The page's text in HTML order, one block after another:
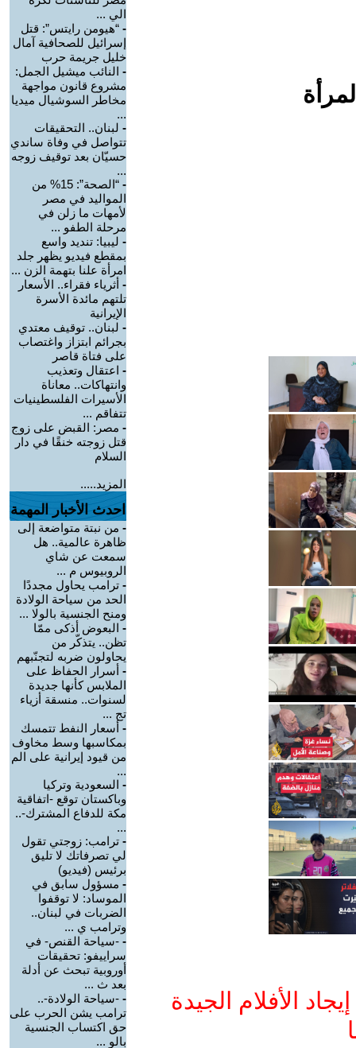
الأفلام الجيدة
الي ...
- “هيومن رايتس”: قتل
إسرائيل للصحافية آمال
خليل جريمة حرب
- النائب ميشيل الجمل:
مشروع قانون مواجهة
مخاطر السوشيال ميديا
...
- لبنان.. التحقيقات
تتواصل في وفاة ساندي
حسيّان بعد توقيف زوجه
...
-
“الصحة”: 15% من
المواليد في مصر
لأمهات ما زلن في
مرحلة الطفو ...
- ليبيا: تنديد واسع
بمقطع فيديو يظهر جلد
امرأة علنا بتهمة الزن ...
- أثرياء فقراء.. الأسعار
تلتهم مائدة الأسرة
الإيرانية
- لبنان.. توقيف معتدي
بجرائم ابتزاز واغتصاب
على فتاة قاصر
- اعتقال وتعذيب
وانتهاكات.. معاناة
الأسيرات الفلسطينيات
تتفاقم ...
- مصر: القبض على زوج
قتل زوجته خنقًا في دار
السلام
المزيد.....
احدث الأخبار المهمة
- من نبتة متواضعة إلى
ظاهرة عالمية.. هل
سمعت عن شاي
الروبيوس م ...
- ترامب يحاول مجددًا
الحد من سياحة الولادة
ومنح الجنسية بالولا ...
- البعوض أذكى ممّا
تظن.. يتذكّر من
يحاولون ضربه لتجنّبهم
- أسرار الحفاظ على
الملابس كأنها جديدة
لسنوات.. منسقة أزياء
تج ...
- أسعار النفط تتمسك
بمكاسبها وسط مخاوف
من قيود إيرانية على الم
...
- السعودية وتركيا
وباكستان توقع -اتفاقية
مكة للدفاع المشترك-..
...
- ترامب: زوجتي تقول
لي تصرفاتك لا تليق
برئيس (فيديو)
- مسؤول سابق في
الموساد: لا توقفوا
الضربات في لبنان..
وترامب ي ...
- -سياحة القنص- في
سراييفو: تحقيقات
أوروبية تبحث عن أدلة
بعد ث ...
- -سياحة الولادة-..
ترامب يشن الحرب على
حق اكتساب الجنسية
بالو ...